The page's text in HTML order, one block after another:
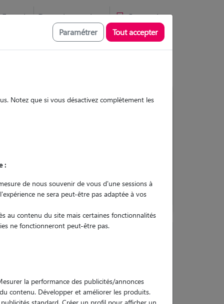
Favoris Devenir pet sitter Connexion
garanties
Paramétrer Tout accepter
Notez que si vous désactivez complètement les
:
de nous souvenir de vous d'une sessions à
ne sera peut-être pas adaptée à vos
au contenu du site mais certaines fonctionnalités
ne fonctionneront peut-être pas.
la performance des publicités/annonces
contenu. Développer et améliorer les produits.